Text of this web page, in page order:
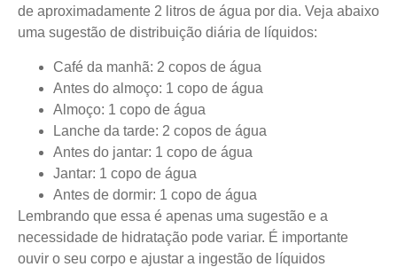
de aproximadamente 2 litros de água por dia. Veja abaixo
uma sugestão de distribuição diária de líquidos:
Café da manhã: 2 copos de água
Antes do almoço: 1 copo de água
Almoço: 1 copo de água
Lanche da tarde: 2 copos de água
Antes do jantar: 1 copo de água
Jantar: 1 copo de água
Antes de dormir: 1 copo de água
Lembrando que essa é apenas uma sugestão e a
necessidade de hidratação pode variar. É importante
ouvir o seu corpo e ajustar a ingestão de líquidos